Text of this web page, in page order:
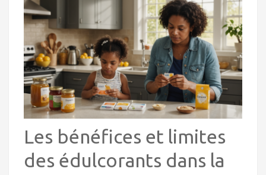
Les bénéfices et limites
des édulcorants dans la